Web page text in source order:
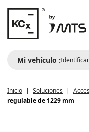
Mi vehículo :Identificar
Inicio Soluciones
regulable de 1229 mm